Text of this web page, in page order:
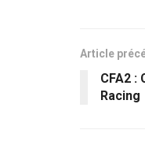
Article
CFA2
Racing